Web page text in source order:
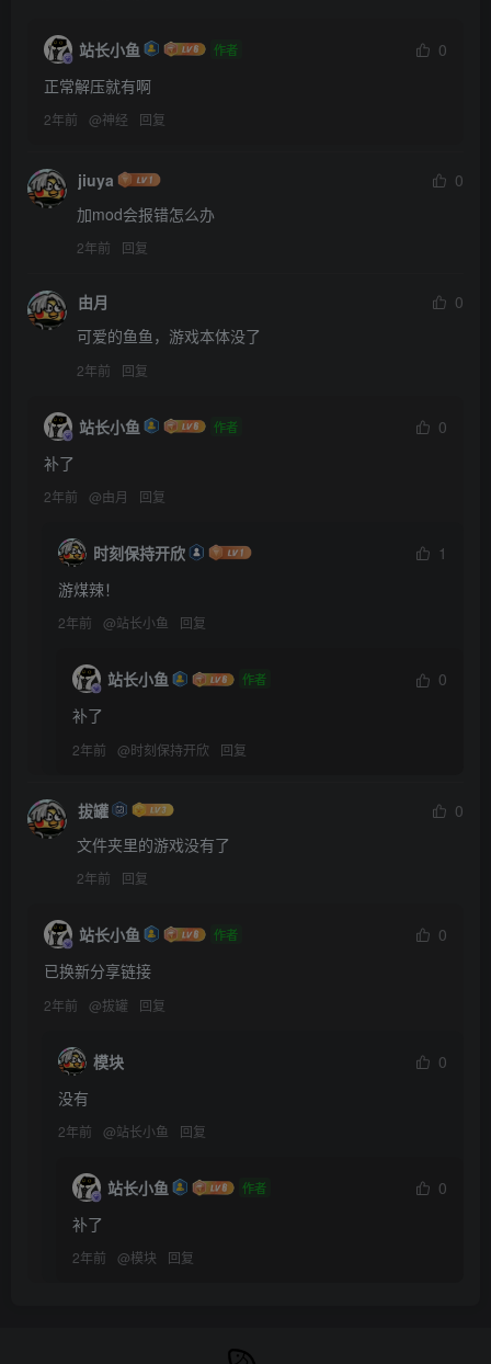
站长小鱼 作者
0
正常解压就有啊
2年前 @神经 回复
jiuya
0
加mod会报错怎么办
2年前 回复
由月
0
可爱的鱼鱼，游戏本体没了
2年前 回复
站长小鱼 作者
0
补了
2年前 @由月 回复
时刻保持开欣
1
游煤辣！
2年前 @站长小鱼 回复
站长小鱼 作者
0
补了
2年前 @时刻保持开欣 回复
拔罐
0
文件夹里的游戏没有了
2年前 回复
站长小鱼 作者
0
已换新分享链接
2年前 @拔罐 回复
模块
0
没有
2年前 @站长小鱼 回复
站长小鱼 作者
0
补了
2年前 @模块 回复